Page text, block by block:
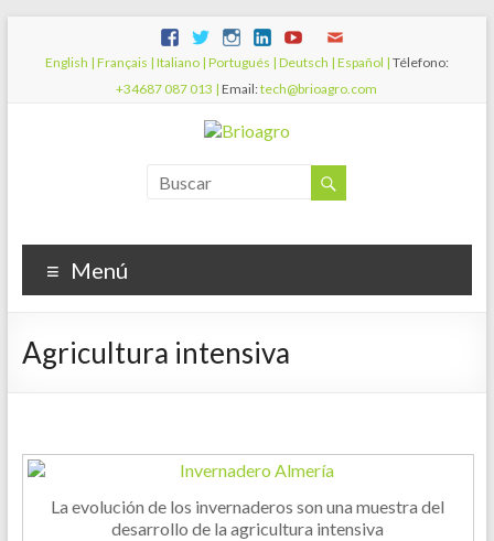
English | Français | Italiano | Portugués | Deutsch | Español | Télefono:
+34687 087 013 | Email:tech@brioagro.com
Menú
Agricultura intensiva
La evolución de los invernaderos son una muestra del
desarrollo de la agricultura intensiva